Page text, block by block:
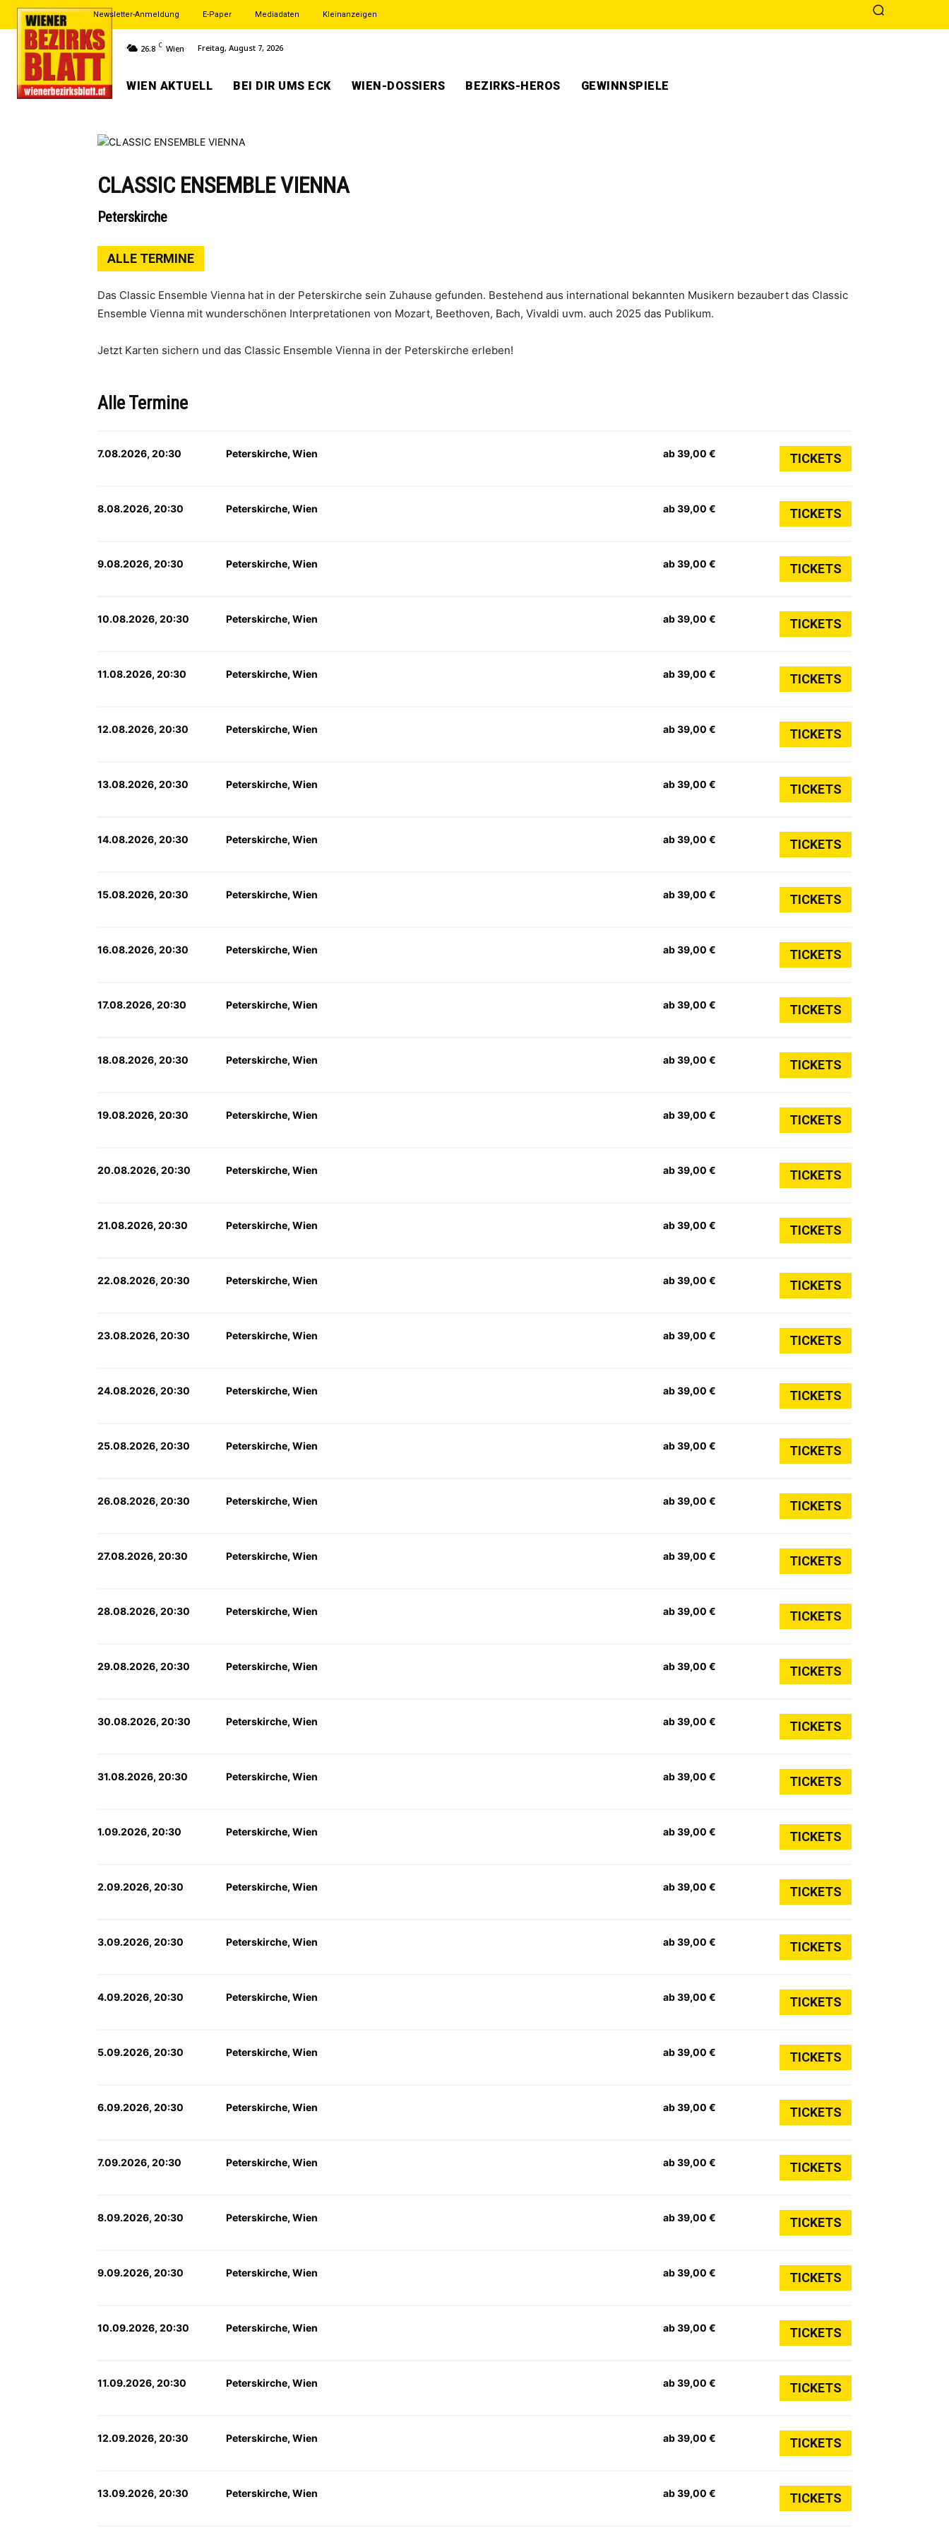
Newsletter-Anmeldung E-Paper Mediadaten Kleinanzeigen
26.8 C Wien Freitag, August 7, 2026
WIEN AKTUELL BEI DIR UMS ECK WIEN-DOSSIERS BEZIRKS-HEROS GEWINNSPIELE
CLASSIC ENSEMBLE VIENNA
Peterskirche
ALLE TERMINE
Das Classic Ensemble Vienna hat in der Peterskirche sein Zuhause gefunden. Bestehend aus international bekannten Musikern bezaubert das Classic
Ensemble Vienna mit wunderschönen Interpretationen von Mozart, Beethoven, Bach, Vivaldi uvm. auch 2025 das Publikum.
Jetzt Karten sichern und das Classic Ensemble Vienna in der Peterskirche erleben!
Alle Termine
7.08.2026, 20:30 Peterskirche, Wien ab 39,00 € TICKETS
8.08.2026, 20:30 Peterskirche, Wien ab 39,00 € TICKETS
9.08.2026, 20:30 Peterskirche, Wien ab 39,00 € TICKETS
10.08.2026, 20:30 Peterskirche, Wien ab 39,00 € TICKETS
11.08.2026, 20:30 Peterskirche, Wien ab 39,00 € TICKETS
12.08.2026, 20:30 Peterskirche, Wien ab 39,00 € TICKETS
13.08.2026, 20:30 Peterskirche, Wien ab 39,00 € TICKETS
14.08.2026, 20:30 Peterskirche, Wien ab 39,00 € TICKETS
15.08.2026, 20:30 Peterskirche, Wien ab 39,00 € TICKETS
16.08.2026, 20:30 Peterskirche, Wien ab 39,00 € TICKETS
17.08.2026, 20:30 Peterskirche, Wien ab 39,00 € TICKETS
18.08.2026, 20:30 Peterskirche, Wien ab 39,00 € TICKETS
19.08.2026, 20:30 Peterskirche, Wien ab 39,00 € TICKETS
20.08.2026, 20:30 Peterskirche, Wien ab 39,00 € TICKETS
21.08.2026, 20:30 Peterskirche, Wien ab 39,00 € TICKETS
22.08.2026, 20:30 Peterskirche, Wien ab 39,00 € TICKETS
23.08.2026, 20:30 Peterskirche, Wien ab 39,00 € TICKETS
24.08.2026, 20:30 Peterskirche, Wien ab 39,00 € TICKETS
25.08.2026, 20:30 Peterskirche, Wien ab 39,00 € TICKETS
26.08.2026, 20:30 Peterskirche, Wien ab 39,00 € TICKETS
27.08.2026, 20:30 Peterskirche, Wien ab 39,00 € TICKETS
28.08.2026, 20:30 Peterskirche, Wien ab 39,00 € TICKETS
29.08.2026, 20:30 Peterskirche, Wien ab 39,00 € TICKETS
30.08.2026, 20:30 Peterskirche, Wien ab 39,00 € TICKETS
31.08.2026, 20:30 Peterskirche, Wien ab 39,00 € TICKETS
1.09.2026, 20:30 Peterskirche, Wien ab 39,00 € TICKETS
2.09.2026, 20:30 Peterskirche, Wien ab 39,00 € TICKETS
3.09.2026, 20:30 Peterskirche, Wien ab 39,00 € TICKETS
4.09.2026, 20:30 Peterskirche, Wien ab 39,00 € TICKETS
5.09.2026, 20:30 Peterskirche, Wien ab 39,00 € TICKETS
6.09.2026, 20:30 Peterskirche, Wien ab 39,00 € TICKETS
7.09.2026, 20:30 Peterskirche, Wien ab 39,00 € TICKETS
8.09.2026, 20:30 Peterskirche, Wien ab 39,00 € TICKETS
9.09.2026, 20:30 Peterskirche, Wien ab 39,00 € TICKETS
10.09.2026, 20:30 Peterskirche, Wien ab 39,00 € TICKETS
11.09.2026, 20:30 Peterskirche, Wien ab 39,00 € TICKETS
12.09.2026, 20:30 Peterskirche, Wien ab 39,00 € TICKETS
13.09.2026, 20:30 Peterskirche, Wien ab 39,00 € TICKETS